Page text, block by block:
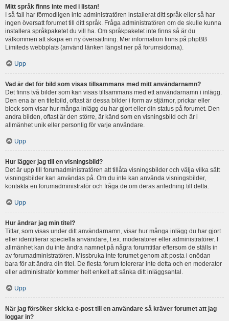
Mitt språk finns inte med i listan!
I så fall har förmodligen inte administratören installerat ditt språk eller så har
ingen översatt forumet till ditt språk. Fråga administratören om de skulle kunna
installera språkpaketet du vill ha. Om språkpaketet inte finns så är du
välkommen att skapa en ny översättning. Mer information finns på phpBB
Limiteds webbplats (använd länken längst ner på forumsidorna).
Upp
Vad är det för bild som visas tillsammans med mitt användarnamn?
Det finns två bilder som kan visas tillsammans med ett användarnamn i inlägg.
Den ena är en titelbild, oftast är dessa bilder i form av stjärnor, prickar eller
block som visar hur många inlägg du har gjort eller din status på forumet. Den
andra bilden, oftast är den större, är känd som en visningsbild och är i
allmänhet unik eller personlig för varje användare.
Upp
Hur lägger jag till en visningsbild?
Det är upp till forumadministratören att tillåta visningsbilder och välja vilka sätt
visningsbilder kan användas på. Om du inte kan använda visningsbilder,
kontakta en forumadministratör och fråga de om deras anledning till detta.
Upp
Hur ändrar jag min titel?
Titlar, som visas under ditt användarnamn, visar hur många inlägg du har gjort
eller identifierar speciella användare, t.ex. moderatorer eller administratörer. I
allmänhet kan du inte ändra namnet på några forumtitlar eftersom de ställs in
av forumadministratören. Missbruka inte forumet genom att posta i onödan
bara för att ändra din titel. De flesta forum tolererar inte detta och en moderator
eller administratör kommer helt enkelt att sänka ditt inläggsantal.
Upp
När jag försöker skicka e-post till en användare så kräver forumet att jag
loggar in?